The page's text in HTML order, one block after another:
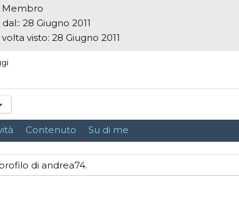
Membro
28 Giugno 2011
visto 28 Giugno 2011
Contenuto Su di me
di andrea74.